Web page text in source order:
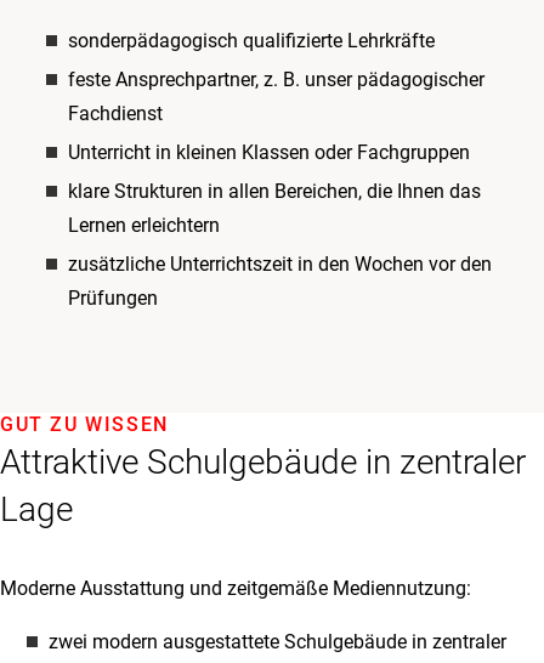
sonderpädagogisch qualifizierte Lehrkräfte
feste Ansprechpartner, z. B. unser pädagogischer
Fachdienst
Unterricht in kleinen Klassen oder Fachgruppen
klare Strukturen in allen Bereichen, die Ihnen das
Lernen erleichtern
zusätzliche Unterrichtszeit in den Wochen vor den
Prüfungen
Attraktive Schulgebäude in zentraler
Lage
GUT ZU WISSEN
Moderne Ausstattung und zeitgemäße Mediennutzung:
zwei modern ausgestattete Schulgebäude in zentraler